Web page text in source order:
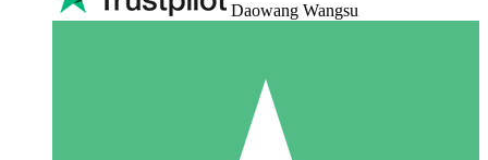
Daowang Wangsu